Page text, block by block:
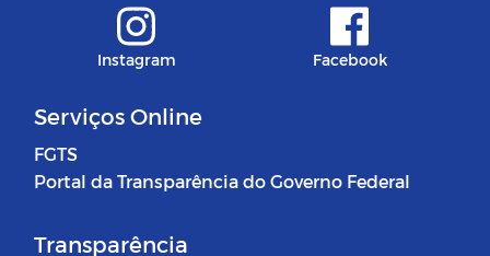
Instagram Facebook
Serviços Online
FGTS
Portal da Transparência do Governo Federal
Transparência